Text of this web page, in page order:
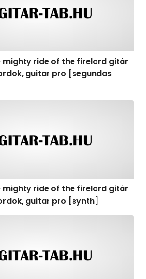
mighty ride of the firelord gitár
guitar pro [segundas
mighty ride of the firelord gitár
guitar pro [synth]